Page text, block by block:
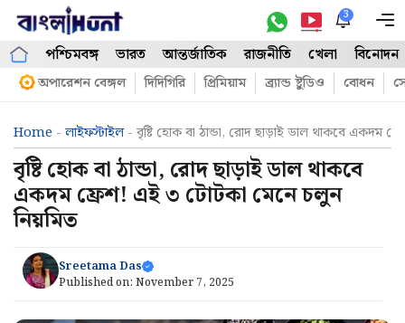
Skip
content
3
পশ্চিমবঙ্গ ভারত আন্তর্জাতিক রাজনীতি খেলা বিনোদন
অপারেশন বেঙ্গল দিদিগিরি প্রিমিয়াম ব্র্যান্ড ষ্টুডিও বোধন
Home - লাইফস্টাইল- বৃষ্টি হোক বা ঠান্ডা, রোদ ছাড়াই ডাল থাকবে একদম
বৃষ্টি হোক বা ঠান্ডা, রোদ ছাড়াই ডাল থাকবে
একদম ফ্রেশ! এই ৩ টোটকা মেনে চলুন
নিয়মিত
Sreetama Das
Published on: November 7, 2025